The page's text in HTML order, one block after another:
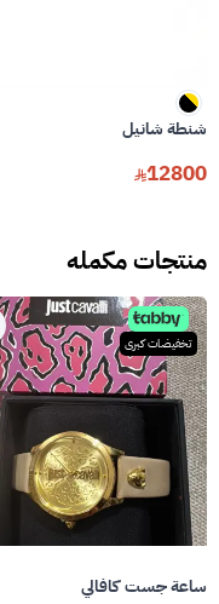
شنطة شانيل
12800
منتجات مكمله
تخفيضات كبرى
ساعة جست كافالي